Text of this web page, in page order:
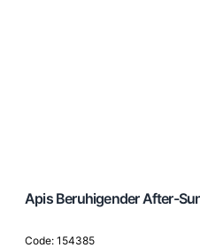
Apis Beruhigender After-
Code: 154385